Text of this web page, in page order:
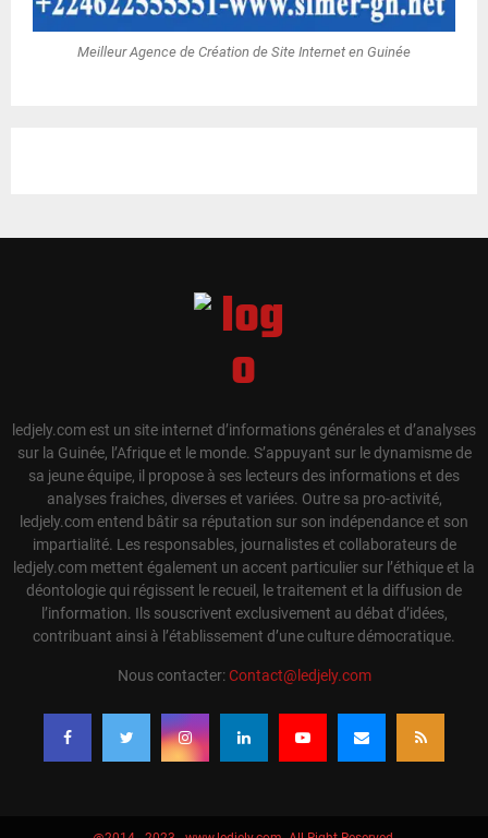
Meilleur Agence de Création de Site Internet en Guinée
ledjely.com est un site internet d’informations générales et d’analyses
sur la Guinée, l’Afrique et le monde. S’appuyant sur le dynamisme de
sa jeune équipe, il propose à ses lecteurs des informations et des
analyses fraiches, diverses et variées. Outre sa pro-activité,
ledjely.com entend bâtir sa réputation sur son indépendance et son
impartialité. Les responsables, journalistes et collaborateurs de
ledjely.com mettent également un accent particulier sur l’éthique et la
déontologie qui régissent le recueil, le traitement et la diffusion de
l’information. Ils souscrivent exclusivement au débat d’idées,
contribuant ainsi à l’établissement d’une culture démocratique.
Nous contacter:Contact@ledjely.com